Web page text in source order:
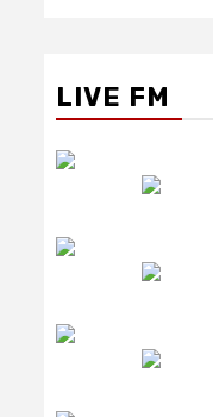
LIVE FM